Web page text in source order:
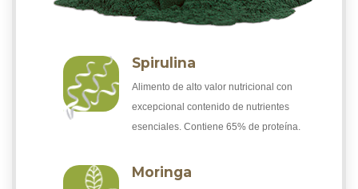
Spirulina
Alimento de alto valor nutricional con
excepcional contenido de nutrientes
esenciales. Contiene 65% de proteína.
Moringa